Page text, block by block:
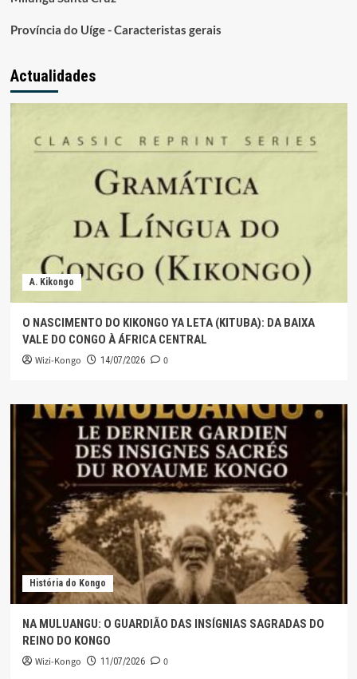
Província do Uíge - Caracteristas gerais
Actualidades
A. Kikongo
O NASCIMENTO DO KIKONGO YA LETA (KITUBA): DA BAIXA
VALE DO CONGO À ÁFRICA CENTRAL
Wizi-Kongo 14/07/2026 0
História do Kongo
NA MULUANGU: O GUARDIÃO DAS INSÍGNIAS SAGRADAS DO
REINO DO KONGO
Wizi-Kongo 11/07/2026 0